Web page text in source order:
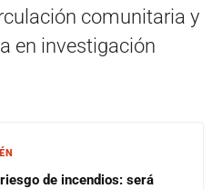
comunitaria y
en investigación
de incendios: será